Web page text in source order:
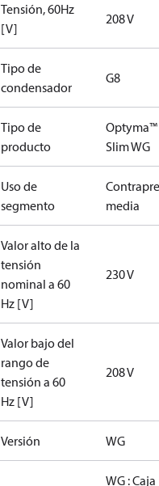
Tensión, 60Hz
[V]
208 V
Tipo de
condensador
G8
Tipo de
producto
Optyma™
Slim WG
Uso de
segmento
media
Valor alto de la
tensión
nominal a 60
Hz [V]
230 V
Valor bajo del
rango de
tensión a 60
Hz [V]
208 V
Versión WG
WG : Caja